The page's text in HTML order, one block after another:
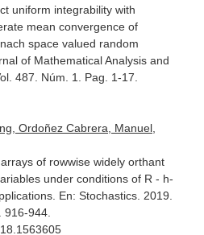
uniform integrability with
mean convergence of
space valued random
of Mathematical Analysis and
487. Núm. 1. Pag. 1-17.
Ordoñez Cabrera, Manuel,
of rowwise widely orthant
under conditions of R - h-
En: Stochastics. 2019.
916-944.